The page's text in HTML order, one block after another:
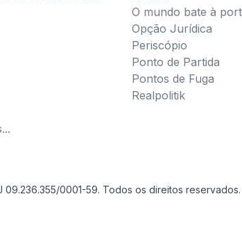
O mundo bate à
Opção Jurídica
Periscópio
Ponto de Partida
Pontos de Fuga
Realpolitik
0001-59. Todos os direitos reservados.